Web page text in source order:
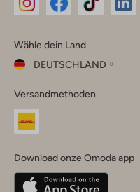
Instagram
Facebook
TikTok
Wähle dein Land
DEUTSCHLAND
dein
Land
Belgique(Français)
Versandmethoden
Download onze Omoda app